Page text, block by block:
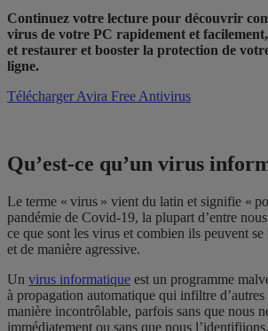
Continuez votre lecture pour découvrir
virus de votre PC rapidement et
et restaurer et booster la protection de
ligne.
Télécharger Avira Free Antivirus
Qu’est-ce qu’un virus
Le terme « virus » vient du latin et signifie «
pandémie de Covid-19, la plupart d’entre
ce que sont les virus et combien ils peuvent
et de manière agressive.
Un virus informatique est un programme
à propagation automatique qui infiltre d’autres
manière incontrôlable, parfois sans que nous
immédiatement ou sans que nous